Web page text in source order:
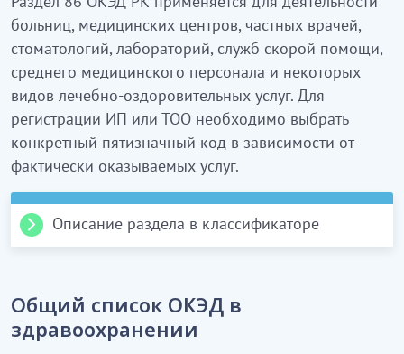
больниц, медицинских центров, частных врачей,
стоматологий, лабораторий, служб скорой помощи,
среднего медицинского персонала и некоторых
видов лечебно-оздоровительных услуг. Для
регистрации ИП или ТОО необходимо выбрать
конкретный пятизначный код в зависимости от
фактически оказываемых услуг.
Описание раздела в классификаторе
Данный раздел включает деятельность больниц
широкого профиля и специализированных
больниц с краткосрочным или длительным
Общий список ОКЭД в
здравоохранении